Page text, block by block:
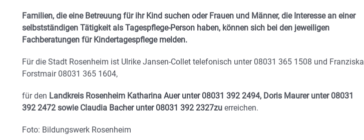
Familien, die eine Betreuung für ihr Kind suchen oder Frauen und Männer, die Interesse an einer
selbstständigen Tätigkeit als Tagespflege-Person haben, können sich bei den jeweiligen
Fachberatungen für Kindertagespflege melden.
Für die Stadt Rosenheim ist Ulrike Jansen-Collet telefonisch unter 08031 365 1508 und Franziska
Forstmair 08031 365 1604,
für den Landkreis Rosenheim Katharina Auer unter 08031 392 2494, Doris Maurer unter 08031
392 2472 sowie Claudia Bacher unter 08031 392 2327zu erreichen.
Foto: Bildungswerk Rosenheim